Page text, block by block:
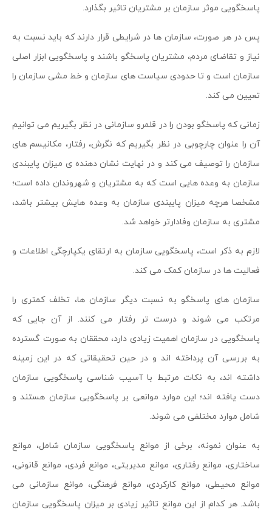
پاسخگویی موثر سازمان بر مشتریان تاثیر بگذارد.
پس در هر صورت، سازمان ها در شرایطی قرار دارند که باید نسبت به
نیاز و تقاضای مردم، مشتریان پاسخگو باشند و پاسخگویی ابزار اصلی
سازمان است و تا حدودی سیاست های سازمان و خط مشی سازمان را
تعیین می کند.
زمانی که پاسخگو بودن را در قلمرو سازمانی در نظر بگیریم می توانیم
آن را عنوان چارچوبی در نظر بگیریم که نگرش، رفتار، مکانیسم های
سازمان را توصیف می کند و در نهایت نشان دهنده ی میزان پایبندی
سازمان به وعده هایی است که به مشتریان و شهروندان داده است؛
مشخصا هرچه میزان پایبندی سازمان به وعده هایش بیشتر باشد،
مشتری به سازمان وفادارتر خواهد شد.
لازم به ذکر است، پاسخگویی سازمان به ارتقای یکپارچگی اطلاعات و
فعالیت ها در سازمان کمک می کند.
سازمان های پاسخگو به نسبت دیگر سازمان ها، تخلف کمتری را
مرتکب می شوند و درست تر رفتار می کنند. از آن جایی که
پاسخگویی در سازمان اهمیت زیادی دارد، محققان به صورت گسترده
به بررسی آن پرداخته اند و در حین تحقیقاتی که در این زمینه
داشته اند، به نکات مرتبط با آسیب شناسی پاسخگویی سازمان
دست یافته اند؛ این موارد موانعی بر پاسخگویی سازمان هستند و
شامل موارد مختلفی می شوند.
به عنوان نمونه، برخی از موانع پاسخگویی سازمان شامل، موانع
ساختاری، موانع رفتاری، موانع مدیریتی، موانع فردی، موانع قانونی،
موانع محیطی، موانع کارکردی، موانع فرهنگی، موانع سازمانی می
باشد. هر کدام از این موانع تاثیر زیادی بر میزان پاسخگویی سازمان